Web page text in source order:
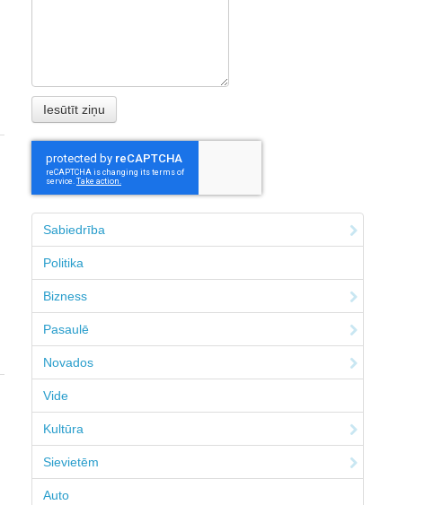
Sabiedrība
Politika
Bizness
Pasaulē
Novados
Vide
Kultūra
Sievietēm
Auto